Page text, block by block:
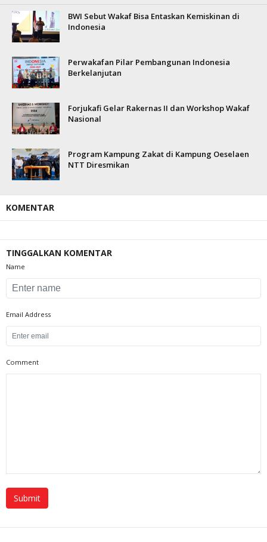
BWI Sebut Wakaf Bisa Entaskan Kemiskinan di
Indonesia
Perwakafan Pilar Pembangunan Indonesia
Berkelanjutan
Forjukafi Gelar Rakernas II dan Workshop Wakaf
Nasional
Program Kampung Zakat di Kampung Oeselaen
NTT Diresmikan
KOMENTAR
TINGGALKAN KOMENTAR
Name
Email Address
Comment